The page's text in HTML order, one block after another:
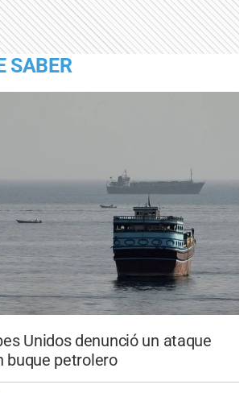
SABER
Unidos denunció un ataque
buque petrolero